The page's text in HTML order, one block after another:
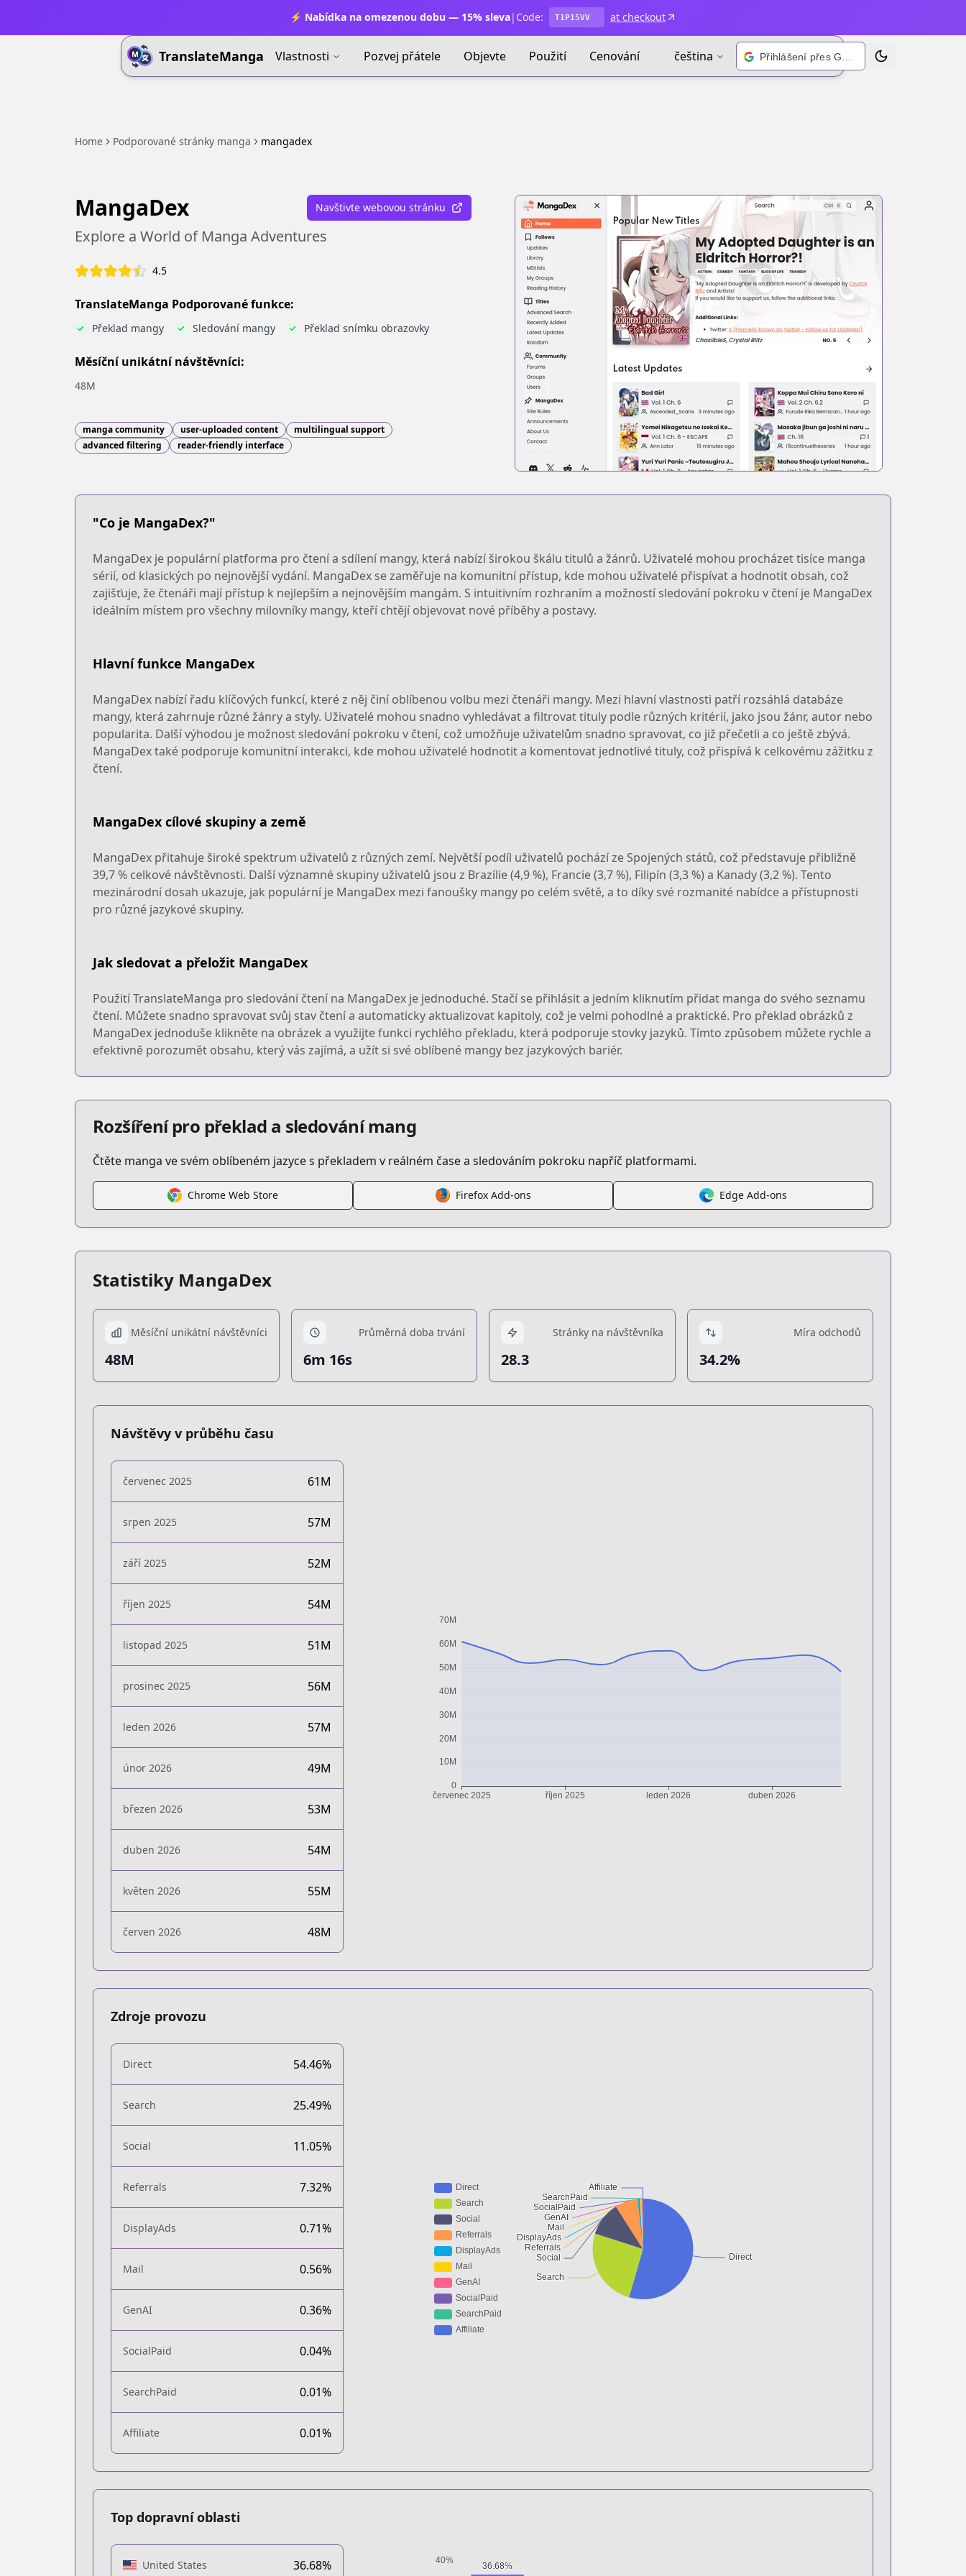
⚡ Nabídka na omezenou dobu — 15% sleva| Code: T1P15VV at checkout
TranslateManga Vlastnosti Pozvej přátele Objevte Použití Cenování čeština Přepnout motiv
Home Podporované stránky manga mangadex
MangaDex Navštivte webovou stránku
Explore a World of Manga Adventures
4.5
TranslateManga Podporované funkce:
Překlad mangy Sledování mangy Překlad snímku obrazovky
Měsíční unikátní návštěvníci:
48M
manga community user-uploaded content
multilingual support
advanced filtering
reader-friendly interface
"Co je MangaDex?"
MangaDex je populární platforma pro čtení a sdílení mangy, která nabízí širokou škálu titulů a žánrů. Uživatelé mohou procházet tisíce manga
sérií, od klasických po nejnovější vydání. MangaDex se zaměřuje na komunitní přístup, kde mohou uživatelé přispívat a hodnotit obsah, což
zajišťuje, že čtenáři mají přístup k nejlepším a nejnovějším mangám. S intuitivním rozhraním a možností sledování pokroku v čtení je MangaDex
ideálním místem pro všechny milovníky mangy, kteří chtějí objevovat nové příběhy a postavy.
Hlavní funkce MangaDex
MangaDex nabízí řadu klíčových funkcí, které z něj činí oblíbenou volbu mezi čtenáři mangy. Mezi hlavní vlastnosti patří rozsáhlá databáze
mangy, která zahrnuje různé žánry a styly. Uživatelé mohou snadno vyhledávat a filtrovat tituly podle různých kritérií, jako jsou žánr, autor nebo
popularita. Další výhodou je možnost sledování pokroku v čtení, což umožňuje uživatelům snadno spravovat, co již přečetli a co ještě zbývá.
MangaDex také podporuje komunitní interakci, kde mohou uživatelé hodnotit a komentovat jednotlivé tituly, což přispívá k celkovému zážitku z
čtení.
MangaDex cílové skupiny a země
MangaDex přitahuje široké spektrum uživatelů z různých zemí. Největší podíl uživatelů pochází ze Spojených států, což představuje přibližně
39,7 % celkové návštěvnosti. Další významné skupiny uživatelů jsou z Brazílie (4,9 %), Francie (3,7 %), Filipín (3,3 %) a Kanady (3,2 %). Tento
mezinárodní dosah ukazuje, jak populární je MangaDex mezi fanoušky mangy po celém světě, a to díky své rozmanité nabídce a přístupnosti
pro různé jazykové skupiny.
Jak sledovat a přeložit MangaDex
Použití TranslateManga pro sledování čtení na MangaDex je jednoduché. Stačí se přihlásit a jedním kliknutím přidat manga do svého seznamu
čtení. Můžete snadno spravovat svůj stav čtení a automaticky aktualizovat kapitoly, což je velmi pohodlné a praktické. Pro překlad obrázků z
MangaDex jednoduše klikněte na obrázek a využijte funkci rychlého překladu, která podporuje stovky jazyků. Tímto způsobem můžete rychle a
efektivně porozumět obsahu, který vás zajímá, a užít si své oblíbené mangy bez jazykových bariér.
Rozšíření pro překlad a sledování mang
Čtěte manga ve svém oblíbeném jazyce s překladem v reálném čase a sledováním pokroku napříč platformami.
Chrome Web Store Firefox Add-ons Edge Add-ons
Statistiky MangaDex
Měsíční unikátní návštěvníci
48M
Průměrná doba trvání
6m 16s
Stránky na návštěvníka
28.3
Míra odchodů
34.2%
Návštěvy v průběhu času
červenec 2025 61M
srpen 2025 57M
září 2025 52M
říjen 2025 54M
listopad 2025 51M
prosinec 2025 56M
leden 2026 57M
únor 2026 49M
březen 2026 53M
duben 2026 54M
květen 2026 55M
červen 2026 48M
Zdroje provozu
Direct 54.46%
Search 25.49%
Social 11.05%
Referrals 7.32%
DisplayAds 0.71%
Mail 0.56%
GenAI 0.36%
SocialPaid 0.04%
SearchPaid 0.01%
Affiliate 0.01%
Top dopravní oblasti
United States 36.68%